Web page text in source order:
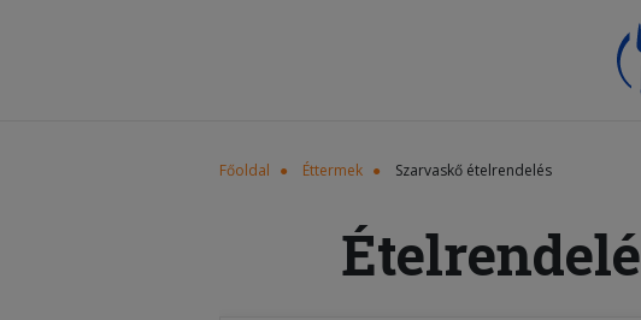
Főoldal Éttermek Szarvaskő ételrendelés